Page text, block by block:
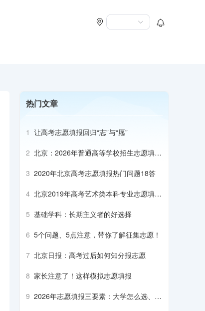
热门文章
1 让高考志愿填报回归“志”与“愿”
2 北京：2026年普通高等学校招生志愿填报
3 2020年北京高考志愿填报热门问题18答
4 北京2019年高考艺术类本科专业志愿填报
5 基础学科：长期主义者的好选择
6 5个问题、5点注意，带你了解征集志愿！
7 北京日报：高考过后如何知分报志愿
8 家长注意了！这样模拟志愿填报
9 2026年志愿填报三要素：大学怎么选、专